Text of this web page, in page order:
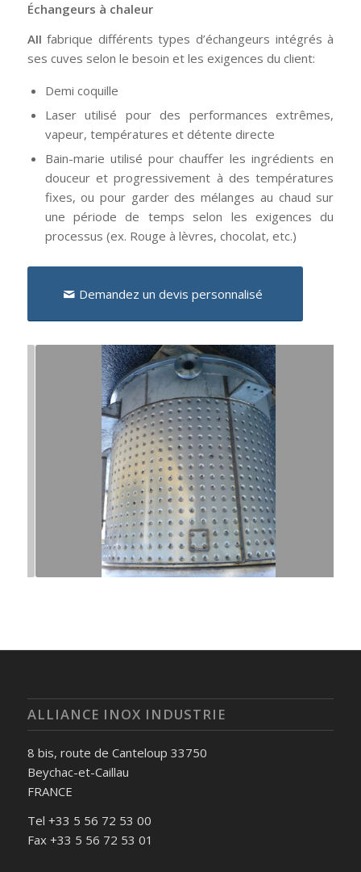
Échangeurs à chaleur
AII fabrique différents types d’échangeurs intégrés à
ses cuves selon le besoin et les exigences du client:
Demi coquille
Laser utilisé pour des performances extrêmes,
vapeur, températures et détente directe
Bain-marie utilisé pour chauffer les ingrédients en
douceur et progressivement à des températures
fixes, ou pour garder des mélanges au chaud sur
une période de temps selon les exigences du
processus (ex. Rouge à lèvres, chocolat, etc.)
Demandez un devis personnalisé
ALLIANCE INOX INDUSTRIE
8 bis, route de Canteloup 33750
Beychac-et-Caillau
FRANCE
Tel +33 5 56 72 53 00
Fax +33 5 56 72 53 01